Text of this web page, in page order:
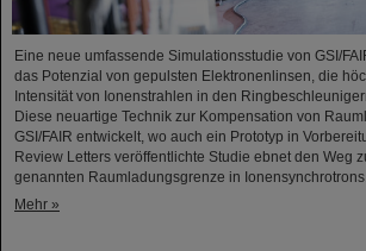
Eine neue umfassende Simulationsstudie von GSI/
das Potenzial von gepulsten Elektronenlinsen, die
Intensität von Ionenstrahlen in den
Diese neuartige Technik zur Kompensation von
GSI/FAIR entwickelt, wo auch ein Prototyp in
Review Letters veröffentlichte Studie ebnet den Weg
genannten Raumladungsgrenze in
Mehr »